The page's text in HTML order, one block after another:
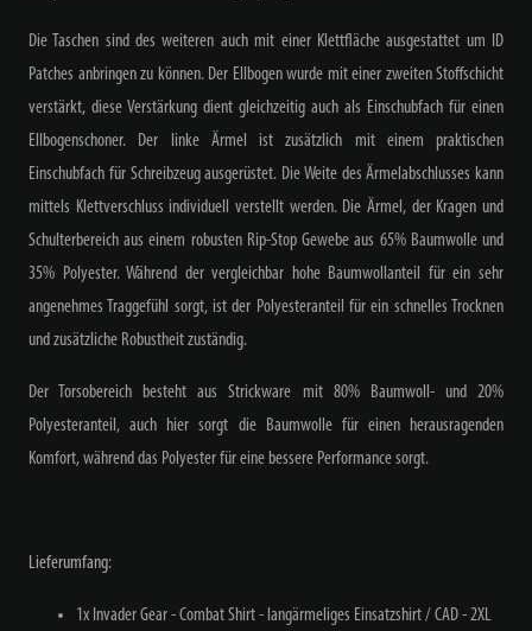
Die Taschen sind des weiteren auch mit einer Klettfläche ausgestattet um ID
Patches anbringen zu können. Der Ellbogen wurde mit einer zweiten Stoffschicht
verstärkt, diese Verstärkung dient gleichzeitig auch als Einschubfach für einen
Ellbogenschoner. Der linke Ärmel ist zusätzlich mit einem praktischen
Einschubfach für Schreibzeug ausgerüstet. Die Weite des Ärmelabschlusses kann
mittels Klettverschluss individuell verstellt werden. Die Ärmel, der Kragen und
Schulterbereich aus einem robusten Rip-Stop Gewebe aus 65% Baumwolle und
35% Polyester. Während der vergleichbar hohe Baumwollanteil für ein sehr
angenehmes Traggefühl sorgt, ist der Polyesteranteil für ein schnelles Trocknen
und zusätzliche Robustheit zuständig.
Der Torsobereich besteht aus Strickware mit 80% Baumwoll- und 20%
Polyesteranteil, auch hier sorgt die Baumwolle für einen herausragenden
Komfort, während das Polyester für eine bessere Performance sorgt.
Lieferumfang:
1x Invader Gear - Combat Shirt - langärmeliges Einsatzshirt / CAD - 2XL